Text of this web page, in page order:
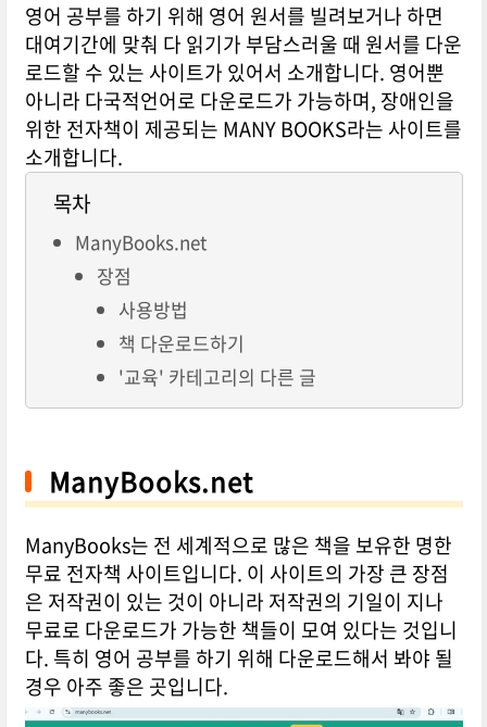
영어 공부를 하기 위해 영어 원서를 빌려보거나 하면
대여기간에 맞춰 다 읽기가 부담스러울 때 원서를 다운
로드할 수 있는 사이트가 있어서 소개합니다. 영어뿐
아니라 다국적언어로 다운로드가 가능하며, 장애인을
위한 전자책이 제공되는 MANY BOOKS라는 사이트를
소개합니다.
목차
ManyBooks.net
장점
사용방법
책 다운로드하기
'교육' 카테고리의 다른 글
ManyBooks.net
ManyBooks는 전 세계적으로 많은 책을 보유한 명한
무료 전자책 사이트입니다. 이 사이트의 가장 큰 장점
은 저작권이 있는 것이 아니라 저작권의 기일이 지나
무료로 다운로드가 가능한 책들이 모여 있다는 것입니
다. 특히 영어 공부를 하기 위해 다운로드해서 봐야 될
경우 아주 좋은 곳입니다.